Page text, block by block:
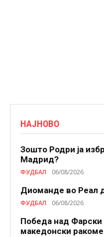
НАЈНОВО
Зошто Родри ја
Мадрид?
ФУДБАЛ 06/08/2026
Диоманде во Реал
ФУДБАЛ 06/08/2026
Победа над Фарски
македонски